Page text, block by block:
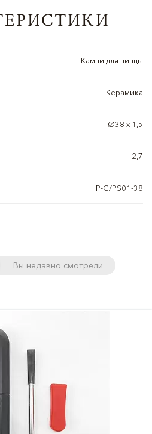
Камни для пиццы
Керамика
Ø38 х 1,5
2,7
P-C/PS01-38
Вы недавно смотрели